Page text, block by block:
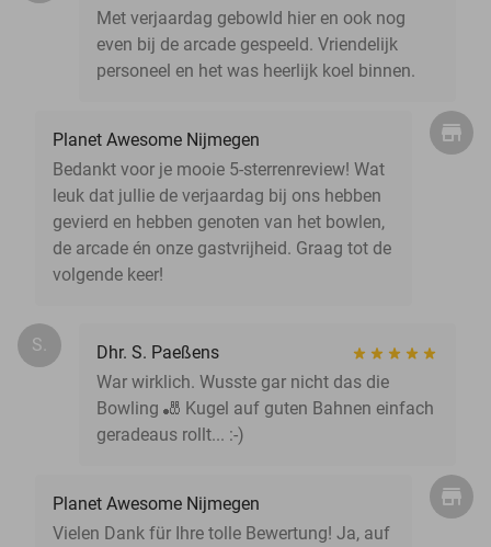
Met verjaardag gebowld hier en ook nog
even bij de arcade gespeeld. Vriendelijk
personeel en het was heerlijk koel binnen.
Planet Awesome Nijmegen
Bedankt voor je mooie 5-sterrenreview! Wat
leuk dat jullie de verjaardag bij ons hebben
gevierd en hebben genoten van het bowlen,
de arcade én onze gastvrijheid. Graag tot de
volgende keer!
S.
Dhr. S. Paeßens
War wirklich. Wusste gar nicht das die
Bowling 🎳 Kugel auf guten Bahnen einfach
geradeaus rollt... :-)
Planet Awesome Nijmegen
Vielen Dank für Ihre tolle Bewertung! Ja, auf